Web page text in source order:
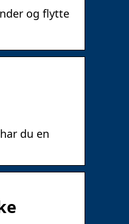
og flytte
du en